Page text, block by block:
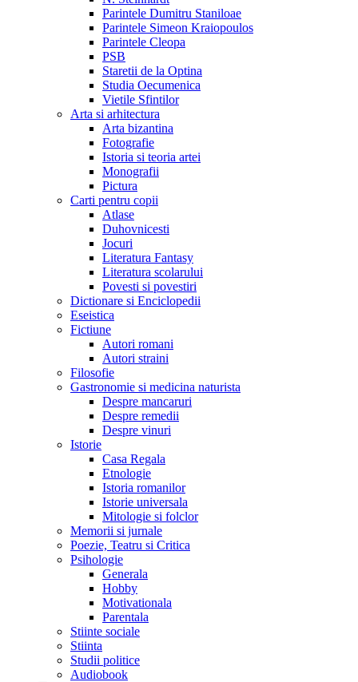
Parintele Dumitru Staniloae
Parintele Simeon Kraiopoulos
Parintele Cleopa
PSB
Staretii de la Optina
Studia Oecumenica
Vietile Sfintilor
Arta si arhitectura
Arta bizantina
Fotografie
Istoria si teoria artei
Monografii
Pictura
Carti pentru copii
Atlase
Duhovnicesti
Jocuri
Literatura Fantasy
Literatura scolarului
Povesti si povestiri
Dictionare si Enciclopedii
Eseistica
Fictiune
Autori romani
Autori straini
Filosofie
Gastronomie si medicina naturista
Despre mancaruri
Despre remedii
Despre vinuri
Istorie
Casa Regala
Etnologie
Istoria romanilor
Istorie universala
Mitologie si folclor
Memorii si jurnale
Poezie, Teatru si Critica
Psihologie
Generala
Hobby
Motivationala
Parentala
Stiinte sociale
Stiinta
Studii politice
Audiobook